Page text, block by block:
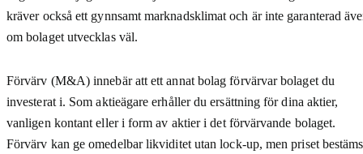
kräver också ett gynnsamt marknadsklimat och är inte garanterad
om bolaget utvecklas väl.
Förvärv (M&A) innebär att ett annat bolag förvärvar bolaget du
investerat i. Som aktieägare erhåller du ersättning för dina aktier,
vanligen kontant eller i form av aktier i det förvärvande bolaget.
Förvärv kan ge omedelbar likviditet utan lock-up, men priset bestäms